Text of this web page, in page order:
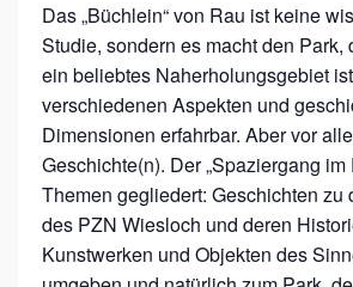
Das „Büchlein“ von Rau ist keine
Studie, sondern es macht den Park,
ein beliebtes Naherholungsgebiet
verschiedenen Aspekten und
Dimensionen erfahrbar. Aber vor
Geschichte(n). Der „Spaziergang im
Themen gegliedert: Geschichten zu
des PZN Wiesloch und deren
Kunstwerken und Objekten des